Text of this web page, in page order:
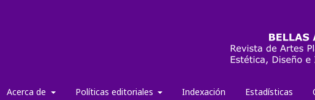
Acerca de Políticas editoriales Indexación Estadísticas